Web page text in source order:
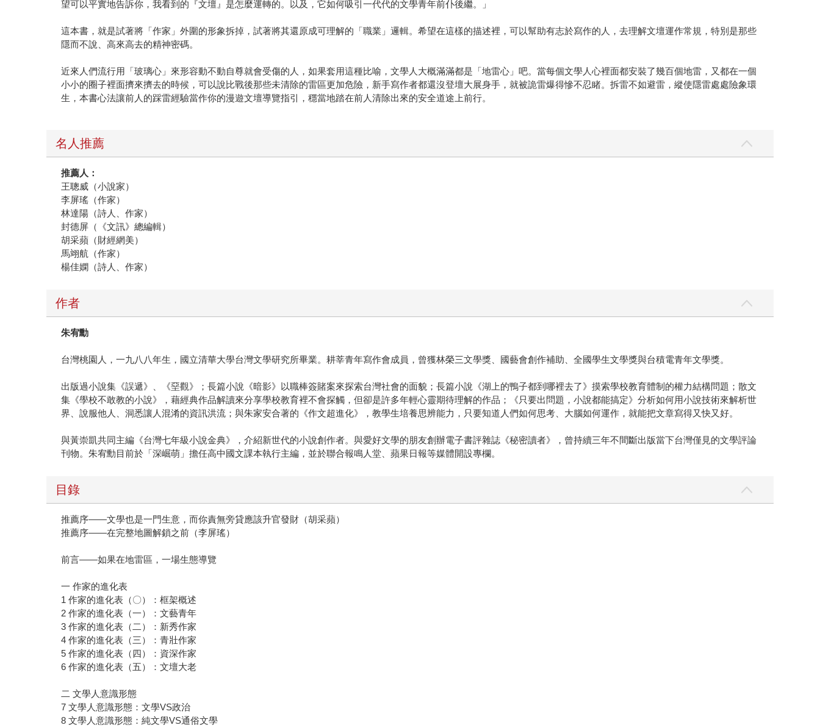
望可以平實地告訴你，我看到的『文壇』是怎麼運轉的。以及，它如何吸引一代代的文學青年前仆後繼。」
這本書，就是試著將「作家」外圍的形象拆掉，試著將其還原成可理解的「職業」邏輯。希望在這樣的描述裡，可以幫助有志於寫作的人，去理解文壇運作常規，特別是那些
隱而不說、高來高去的精神密碼。
近來人們流行用「玻璃心」來形容動不動自尊就會受傷的人，如果套用這種比喻，文學人大概滿滿都是「地雷心」吧。當每個文學人心裡面都安裝了幾百個地雷，又都在一個
小小的圈子裡面擠來擠去的時候，可以說比戰後那些未清除的雷區更加危險，新手寫作者都還沒登壇大展身手，就被詭雷爆得慘不忍睹。拆雷不如避雷，縱使隱雷處處險象環
生，本書心法讓前人的踩雷經驗當作你的漫遊文壇導覽指引，穩當地踏在前人清除出來的安全道途上前行。
名人推薦
推薦人：
王聰威（小說家）
李屏瑤（作家）
林達陽（詩人、作家）
封德屏（《文訊》總編輯）
胡采蘋（財經網美）
馬翊航（作家）
楊佳嫻（詩人、作家）
作者
朱宥勳
台灣桃園人，一九八八年生，國立清華大學台灣文學研究所畢業。耕莘青年寫作會成員，曾獲林榮三文學獎、國藝會創作補助、全國學生文學獎與台積電青年文學獎。
出版過小說集《誤遞》、《堊觀》；長篇小說《暗影》以職棒簽賭案來探索台灣社會的面貌；長篇小說《湖上的鴨子都到哪裡去了》摸索學校教育體制的權力結構問題；散文
集《學校不敢教的小說》，藉經典作品解讀來分享學校教育裡不會探觸，但卻是許多年輕心靈期待理解的作品；《只要出問題，小說都能搞定》分析如何用小說技術來解析世
界、說服他人、洞悉讓人混淆的資訊洪流；與朱家安合著的《作文超進化》，教學生培養思辨能力，只要知道人們如何思考、大腦如何運作，就能把文章寫得又快又好。
與黃崇凱共同主編《台灣七年級小說金典》，介紹新世代的小說創作者。與愛好文學的朋友創辦電子書評雜誌《秘密讀者》，曾持續三年不間斷出版當下台灣僅見的文學評論
刊物。朱宥勳目前於「深崛萌」擔任高中國文課本執行主編，並於聯合報鳴人堂、蘋果日報等媒體開設專欄。
目錄
推薦序——文學也是一門生意，而你責無旁貸應該升官發財（胡采蘋）
推薦序——在完整地圖解鎖之前（李屏瑤）
前言——如果在地雷區，一場生態導覽
一 作家的進化表
1 作家的進化表（〇）：框架概述
2 作家的進化表（一）：文藝青年
3 作家的進化表（二）：新秀作家
4 作家的進化表（三）：青壯作家
5 作家的進化表（四）：資深作家
6 作家的進化表（五）：文壇大老
二 文學人意識形態
7 文學人意識形態：文學VS政治
8 文學人意識形態：純文學VS通俗文學